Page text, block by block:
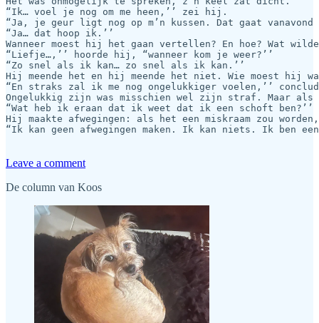
“Ik… voel je nog om me heen,’’ zei hij.
“Ja, je geur ligt nog op m’n kussen. Dat gaat vanavond
“Ja… dat hoop ik.’’
Wanneer moest hij het gaan vertellen? En hoe? Wat
“Liefje…,’’ hoorde hij, “wanneer kom je weer?’’
“Zo snel als ik kan… zo snel als ik kan.’’
Hij meende het en hij meende het niet. Wie moest hij
“En straks zal ik me nog ongelukkiger voelen,’’
Ongelukkig zijn was misschien wel zijn straf. Maar
“Wat heb ik eraan dat ik weet dat ik een schoft ben?’’
Hij maakte afwegingen: als het een miskraam zou
“Ik kan geen afwegingen maken. Ik kan niets. Ik ben
Leave a comment
De column van Koos